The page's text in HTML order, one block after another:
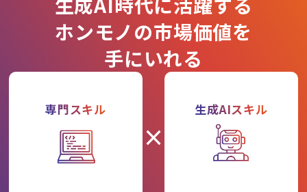
ホンモノの市場価値を
手にいれる
専門スキル
×
生成AIスキル